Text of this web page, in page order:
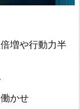
増や行動力半
かせ